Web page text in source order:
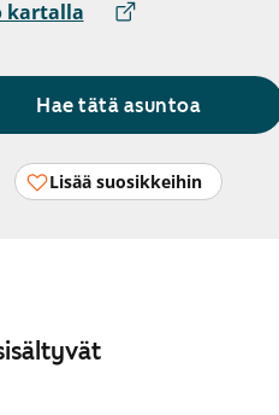
kartalla
Hae tätä asuntoa
Lisää suosikkeihin